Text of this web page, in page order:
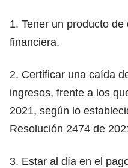
1. Tener un producto
financiera.
2. Certificar una caída
ingresos, frente a los
2021, según lo
Resolución 2474 de
3. Estar al día en el